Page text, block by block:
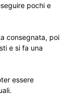
pochi e
consegnata, poi
e si fa una
essere